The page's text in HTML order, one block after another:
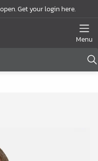
Get your login here.
Menu